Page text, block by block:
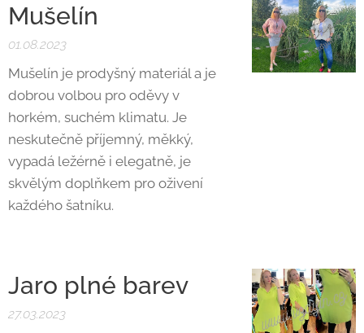
Mušelín
01.08.2023
Mušelín je prodyšný materiál a je
dobrou volbou pro oděvy v
horkém, suchém klimatu. Je
neskutečně příjemný, měkký,
vypadá ležérně i elegatně, je
skvělým doplňkem pro oživení
každého šatníku.
Jaro plné barev
27.03.2023